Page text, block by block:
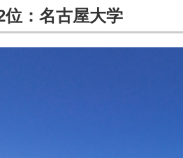
位：名古屋大学